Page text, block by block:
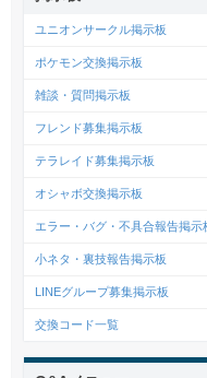
ユニオンサークル掲示板
ポケモン交換掲示板
雑談・質問掲示板
フレンド募集掲示板
テラレイド募集掲示板
オシャボ交換掲示板
エラー・バグ・不具合報告掲示
小ネタ・裏技報告掲示板
LINEグループ募集掲示板
交換コード一覧